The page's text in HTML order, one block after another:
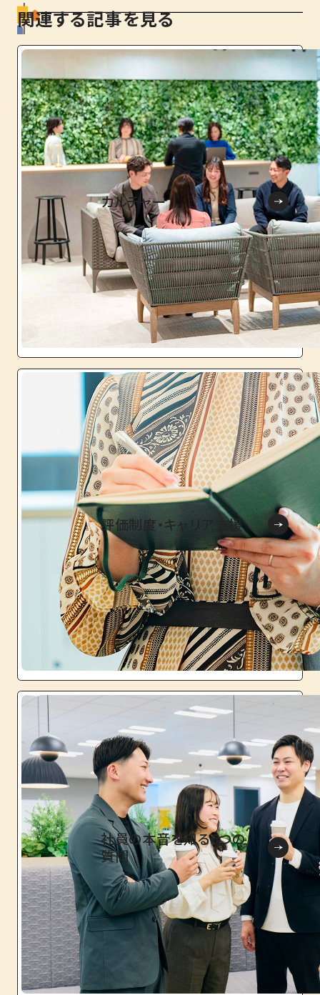
関連する記事を見る
カルチャー
評価制度・キャリア支援
社員の本音を知る6つの
質問